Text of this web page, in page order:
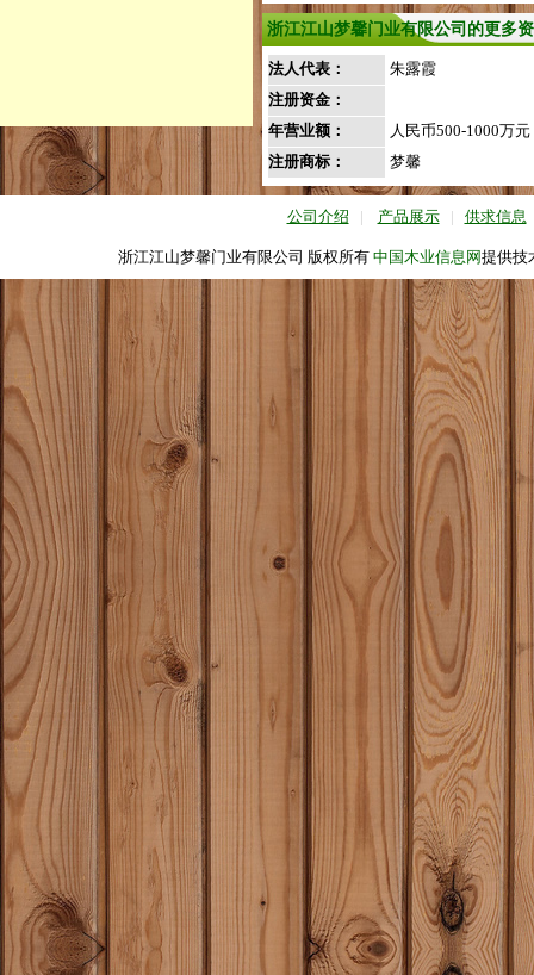
浙江江山梦馨门业有限公司的更多
法人代表：
朱露霞
注册资金：
年营业额：
人民币500-1000万元
注册商标：
梦馨
公司介绍 | 产品展示 | 供求信息
浙江江山梦馨门业有限公司 版权所有 中国木业信息网提供技